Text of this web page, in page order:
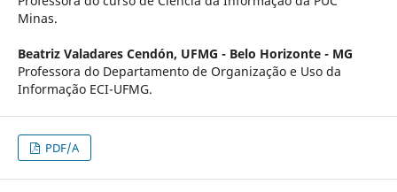
Minas.
Beatriz Valadares Cendón, UFMG - Belo Horizonte - MG
Professora do Departamento de Organização e Uso da
Informação ECI-UFMG.
PDF/A